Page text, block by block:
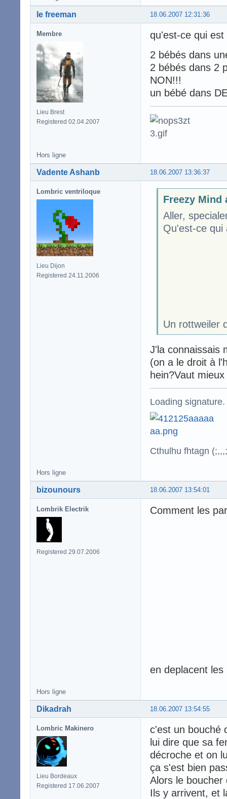
18.06.2007 12:31:36
le freeman
Membre
Lieu Brest
Registered 02.04.2007
qu'est-ce qui
2 bébés dans
2 bébés dans 2
NON!!!
un bébé dans
Hors ligne
18.06.2007 13:36:37
Vadente Ashanb
Lombric ventriloque
Lieu Dijon
Registered 24.11.2006
Freezy Mind
Aller,
Qu'est-ce qui
Un rottweiler
J'la connaissais
(on a le droit à
hein?Vaut
Loading signature.
Cthulhu fhtagn
Hors ligne
18.06.2007 13:54:01
bizounours
Lombrik Electrik
Registered 29.07.2006
Comment les
en deplacent les
Hors ligne
18.06.2007 13:54:55
Dikadrah
Lombric Makinero
Lieu Bordeaux
Registered 17.06.2007
c'est un bouché
lui dire que sa
décroche et on
ça s'est bien
Alors le boucher
Ils y arrivent, et